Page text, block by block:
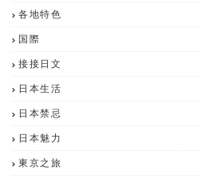
各地特色
国際
接接日文
日本生活
日本禁忌
日本魅力
東京之旅